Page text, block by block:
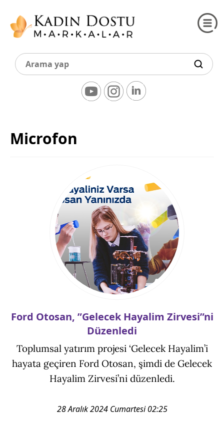
Microfon
Ford Otosan, ”Gelecek Hayalim Zirvesi”ni
Düzenledi
Toplumsal yatırım projesi ‘Gelecek Hayalim’i
hayata geçiren Ford Otosan, şimdi de Gelecek
Hayalim Zirvesi’ni düzenledi.
28 Aralık 2024 Cumartesi 02:25